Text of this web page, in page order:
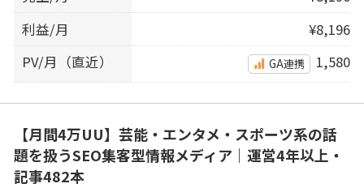
利益/月
¥8,196
PV/月（直近）
GA連携 1,580
【月間4万UU】芸能・エンタメ・スポーツ系の話
題を扱うSEO集客型情報メディア｜運営4年以上・
記事482本